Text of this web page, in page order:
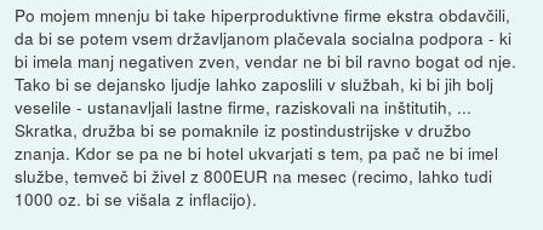
Po mojem mnenju bi take hiperproduktivne firme ekstra obdavčili,
da bi se potem vsem državljanom plačevala socialna podpora - ki
bi imela manj negativen zven, vendar ne bi bil ravno bogat od nje.
Tako bi se dejansko ljudje lahko zaposlili v službah, ki bi jih bolj
veselile - ustanavljali lastne firme, raziskovali na inštitutih, ...
Skratka, družba bi se pomaknile iz postindustrijske v družbo
znanja. Kdor se pa ne bi hotel ukvarjati s tem, pa pač ne bi imel
službe, temveč bi živel z 800EUR na mesec (recimo, lahko tudi
1000 oz. bi se višala z inflacijo).